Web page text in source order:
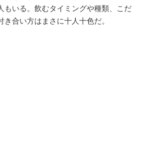
もいる。飲むタイミングや種類、こだ
き合い方はまさに十人十色だ。